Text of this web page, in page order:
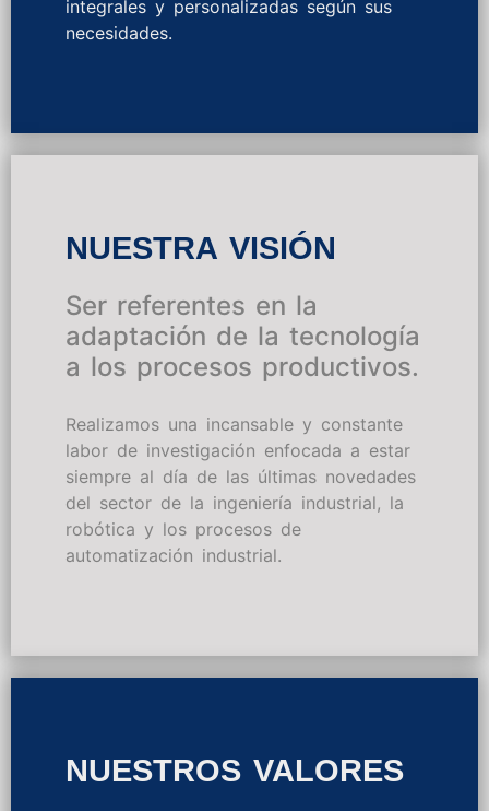
integrales y personalizadas según sus
necesidades.
NUESTRA VISIÓN
Ser referentes en la
adaptación de la tecnología
a los procesos productivos.
Realizamos una incansable y constante
labor de investigación enfocada a estar
siempre al día de las últimas novedades
del sector de la ingeniería industrial, la
robótica y los procesos de
automatización industrial.
NUESTROS VALORES